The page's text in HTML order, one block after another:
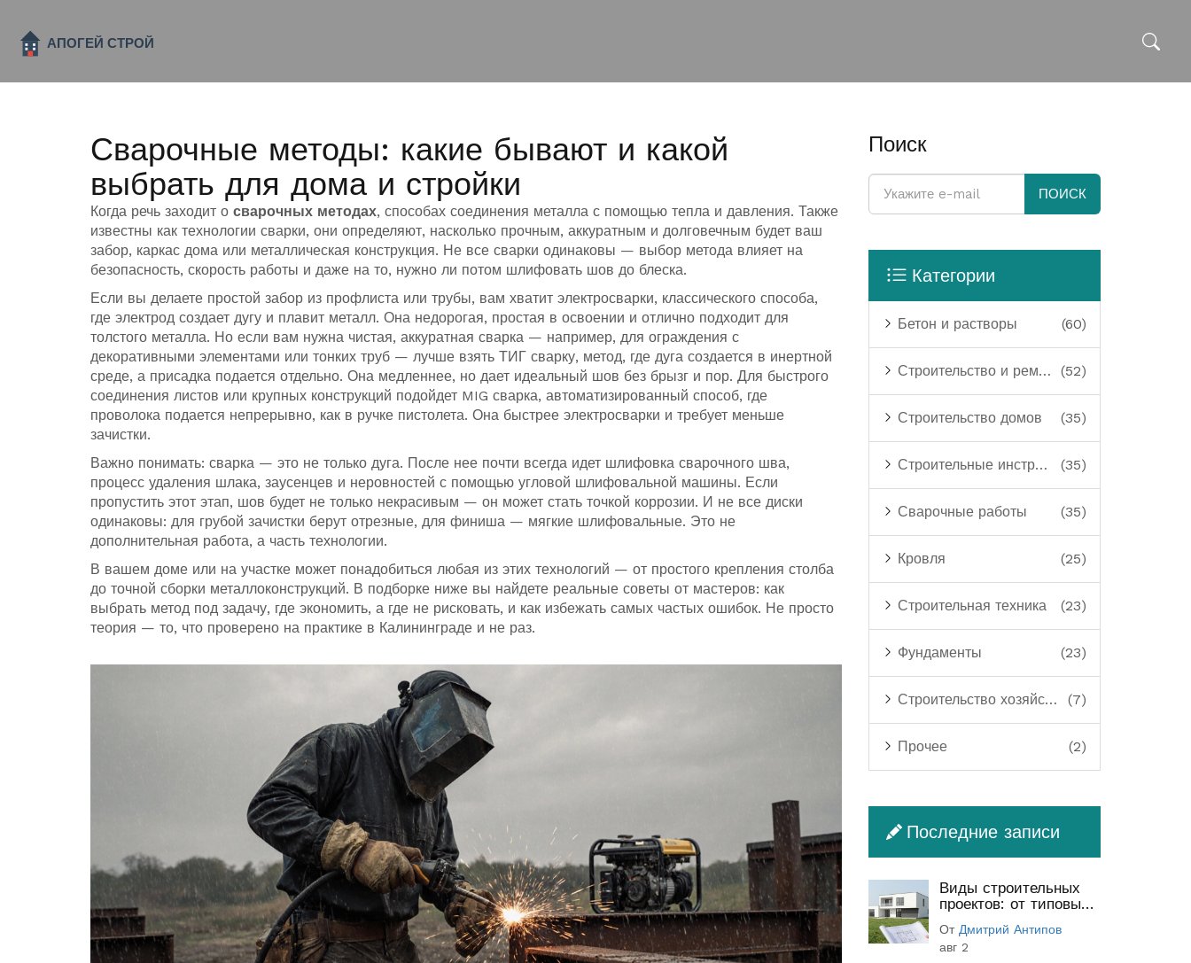
Сварочные методы: какие бывают и какой
выбрать для дома и стройки
Когда речь заходит о сварочных методах, способах соединения металла с помощью тепла и давления. Также
известны как технологии сварки, они определяют, насколько прочным, аккуратным и долговечным будет ваш
забор, каркас дома или металлическая конструкция. Не все сварки одинаковы — выбор метода влияет на
безопасность, скорость работы и даже на то, нужно ли потом шлифовать шов до блеска.
Если вы делаете простой забор из профлиста или трубы, вам хватит электросварки, классического способа,
где электрод создает дугу и плавит металл. Она недорогая, простая в освоении и отлично подходит для
толстого металла. Но если вам нужна чистая, аккуратная сварка — например, для ограждения с
декоративными элементами или тонких труб — лучше взять ТИГ сварку, метод, где дуга создается в инертной
среде, а присадка подается отдельно. Она медленнее, но дает идеальный шов без брызг и пор. Для быстрого
соединения листов или крупных конструкций подойдет MIG сварка, автоматизированный способ, где
проволока подается непрерывно, как в ручке пистолета. Она быстрее электросварки и требует меньше
зачистки.
Важно понимать: сварка — это не только дуга. После нее почти всегда идет шлифовка сварочного шва,
процесс удаления шлака, заусенцев и неровностей с помощью угловой шлифовальной машины. Если
пропустить этот этап, шов будет не только некрасивым — он может стать точкой коррозии. И не все диски
одинаковы: для грубой зачистки берут отрезные, для финиша — мягкие шлифовальные. Это не
дополнительная работа, а часть технологии.
В вашем доме или на участке может понадобиться любая из этих технологий — от простого крепления столба
до точной сборки металлоконструкций. В подборке ниже вы найдете реальные советы от мастеров: как
выбрать метод под задачу, где экономить, а где не рисковать, и как избежать самых частых ошибок. Не просто
теория — то, что проверено на практике в Калининграде и не раз.
Поиск
ПОИСК
Категории
Бетон и растворы (60)
Строительство и ремонт (52)
Строительство домов (35)
Строительные инструменты (35)
Сварочные работы (35)
Кровля (25)
Строительная техника (23)
Фундаменты (23)
Строительство хозяйственных построек (7)
Прочее (2)
Последние записи
Виды строительных
проектов: от типовых
(полный гид)
От Дмитрий Антипов
авг 2